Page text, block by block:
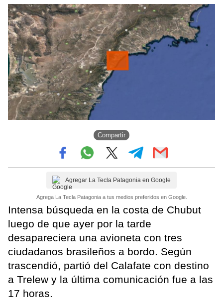
Compartir
Agregar La Tecla Patagonia en Google
Agrega La Tecla Patagonia a tus medios preferidos en Google.
Intensa búsqueda en la costa de Chubut
luego de que ayer por la tarde
desapareciera una avioneta con tres
ciudadanos brasileños a bordo. Según
trascendió, partió del Calafate con destino
a Trelew y la última comunicación fue a las
17 horas.